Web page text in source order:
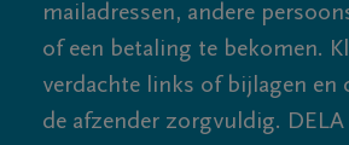
mailadressen, andere
of een betaling te bekomen.
verdachte links of bijlagen en
de afzender zorgvuldig. DELA